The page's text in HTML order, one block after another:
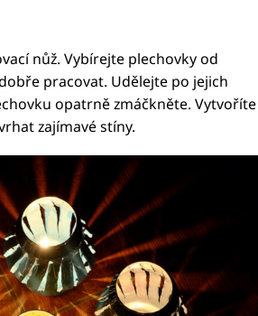
nůž. Vybírejte plechovky od
pracovat. Udělejte po jejich
opatrně zmáčkněte. Vytvoříte
zajímavé stíny.